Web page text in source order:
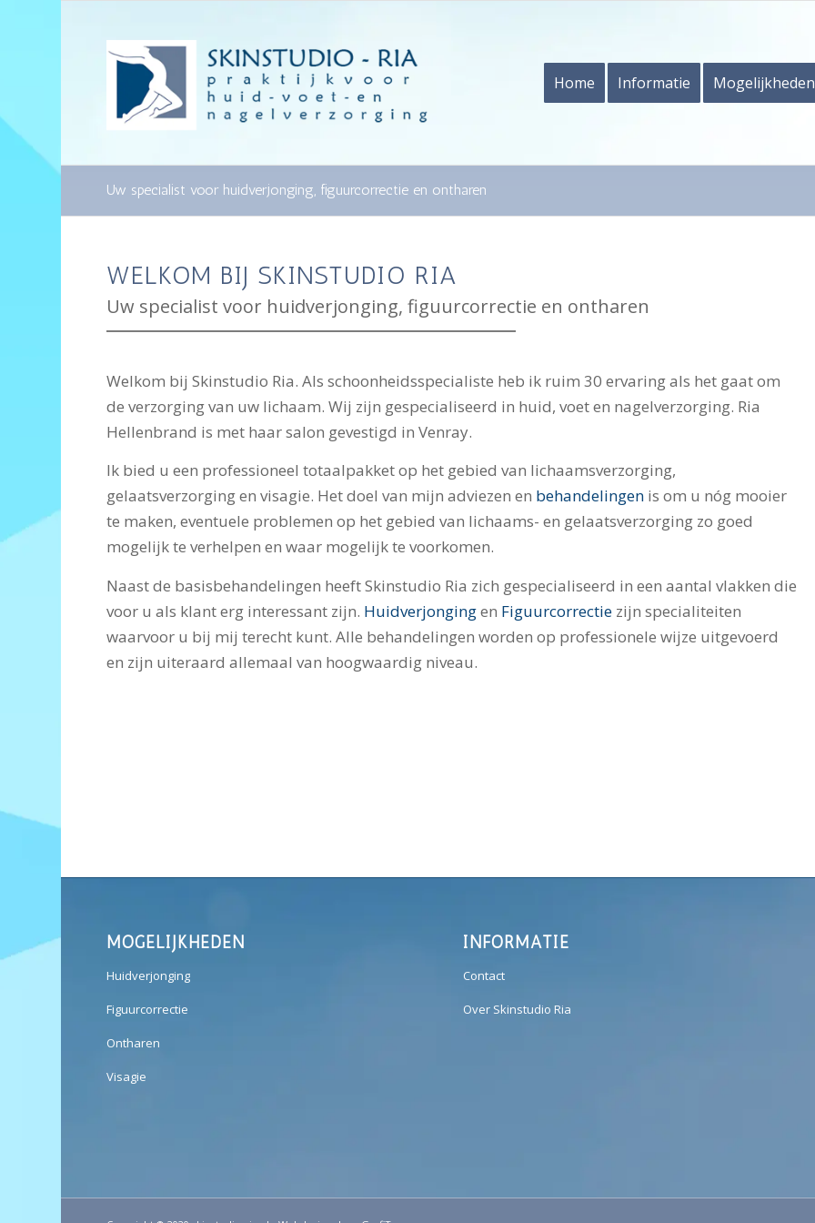
Home Informatie Mogelijkheden
Uw specialist voor huidverjonging, figuurcorrectie en ontharen
WELKOM BIJ SKINSTUDIO RIA
Uw specialist voor huidverjonging, figuurcorrectie en ontharen
Welkom bij Skinstudio Ria. Als schoonheidsspecialiste heb ik ruim 30 ervaring als het gaat om
de verzorging van uw lichaam. Wij zijn gespecialiseerd in huid, voet en nagelverzorging. Ria
Hellenbrand is met haar salon gevestigd in Venray.
Ik bied u een professioneel totaalpakket op het gebied van lichaamsverzorging,
gelaatsverzorging en visagie. Het doel van mijn adviezen en behandelingen is om u nóg mooier
te maken, eventuele problemen op het gebied van lichaams- en gelaatsverzorging zo goed
mogelijk te verhelpen en waar mogelijk te voorkomen.
Naast de basisbehandelingen heeft Skinstudio Ria zich gespecialiseerd in een aantal vlakken die
voor u als klant erg interessant zijn. Huidverjongingen Figuurcorrectie zijn specialiteiten
waarvoor u bij mij terecht kunt. Alle behandelingen worden op professionele wijze uitgevoerd
en zijn uiteraard allemaal van hoogwaardig niveau.
MOGELIJKHEDEN
Huidverjonging
Figuurcorrectie
Ontharen
Visagie
INFORMATIE
Contact
Over Skinstudio Ria